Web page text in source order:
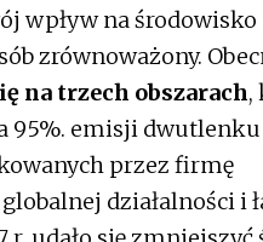
wpływ na
zrównoważony.
na trzech obszarach,
95%. emisji dwutlenku
przez firmę
działalności i